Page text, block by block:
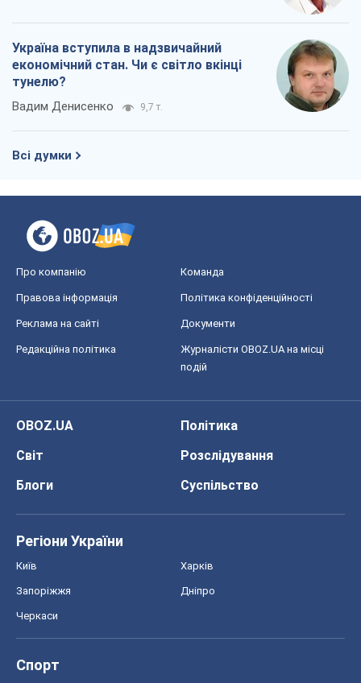
Україна вступила в надзвичайний
економічний стан. Чи є світло вкінці
тунелю?
Вадим Денисенко 9,7 т.
Всі думки
Про компанію Команда
Правова інформація Політика конфіденційності
Реклама на сайті Документи
Редакційна політика
Журналісти OBOZ.UA на місці
подій
OBOZ.UA
Політика
Світ
Розслідування
Блоги
Суспільство
Регіони України
Київ Харків
Запоріжжя Дніпро
Черкаси
Спорт